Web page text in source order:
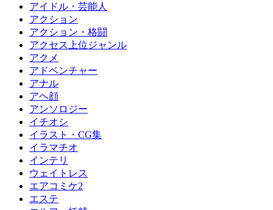
アイドル・芸能人
アクション
アクション・格闘
アクセス上位ジャンル
アクメ
アドベンチャー
アナル
アヘ顔
アンソロジー
イチオシ
イラスト・CG集
イラマチオ
インテリ
ウェイトレス
エアコミケ2
エステ